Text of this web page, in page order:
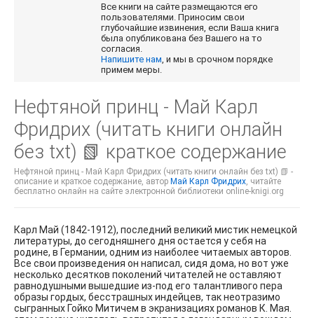
Все книги на сайте размещаются его
пользователями. Приносим свои
глубочайшие извинения, если Ваша книга
была опубликована без Вашего на то
согласия.
Напишите нам , и мы в срочном порядке
примем меры.
Нефтяной принц - Май Карл
Фридрих (читать книги онлайн
без txt) 📗 краткое содержание
Нефтяной принц - Май Карл Фридрих (читать книги онлайн без txt) 📗 -
описание и краткое содержание, автор Май Карл Фридрих , читайте
бесплатно онлайн на сайте электронной библиотеки online-knigi.org
Карл Май (1842-1912), последний великий мистик немецкой
литературы, до сегодняшнего дня остается у себя на
родине, в Германии, одним из наиболее читаемых авторов.
Все свои произведения он написал, сидя дома, но вот уже
несколько десятков поколений читателей не оставляют
равнодушными вышедшие из-под его талантливого пера
образы гордых, бесстрашных индейцев, так неотразимо
сыгранных Гойко Митичем в экранизациях романов К. Мая.